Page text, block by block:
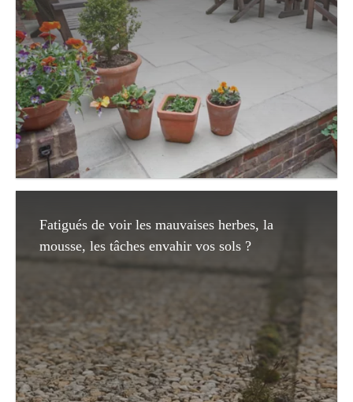
Fatigués de voir les mauvaises herbes, la
mousse, les tâches envahir vos sols ?